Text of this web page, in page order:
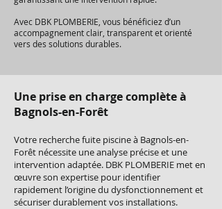
Avec DBK PLOMBERIE, vous bénéficiez d’un
accompagnement clair, transparent et orienté
vers des solutions durables.
Une prise en charge complète à
Bagnols-en-Forêt
Votre recherche fuite piscine à Bagnols-en-
Forêt nécessite une analyse précise et une
intervention adaptée. DBK PLOMBERIE met en
œuvre son expertise pour identifier
rapidement l’origine du dysfonctionnement et
sécuriser durablement vos installations.